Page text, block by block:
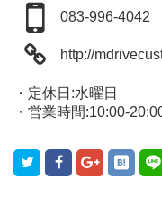
083-996-4042
http://
・定休日:水曜日
・営業時間:10:00-